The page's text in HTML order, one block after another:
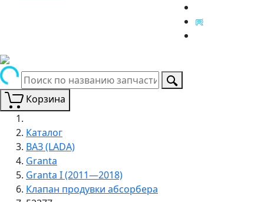
Корзина
Каталог
ВАЗ (LADA)
Granta
Granta I (2011—2018)
Клапан продувки абсорбера